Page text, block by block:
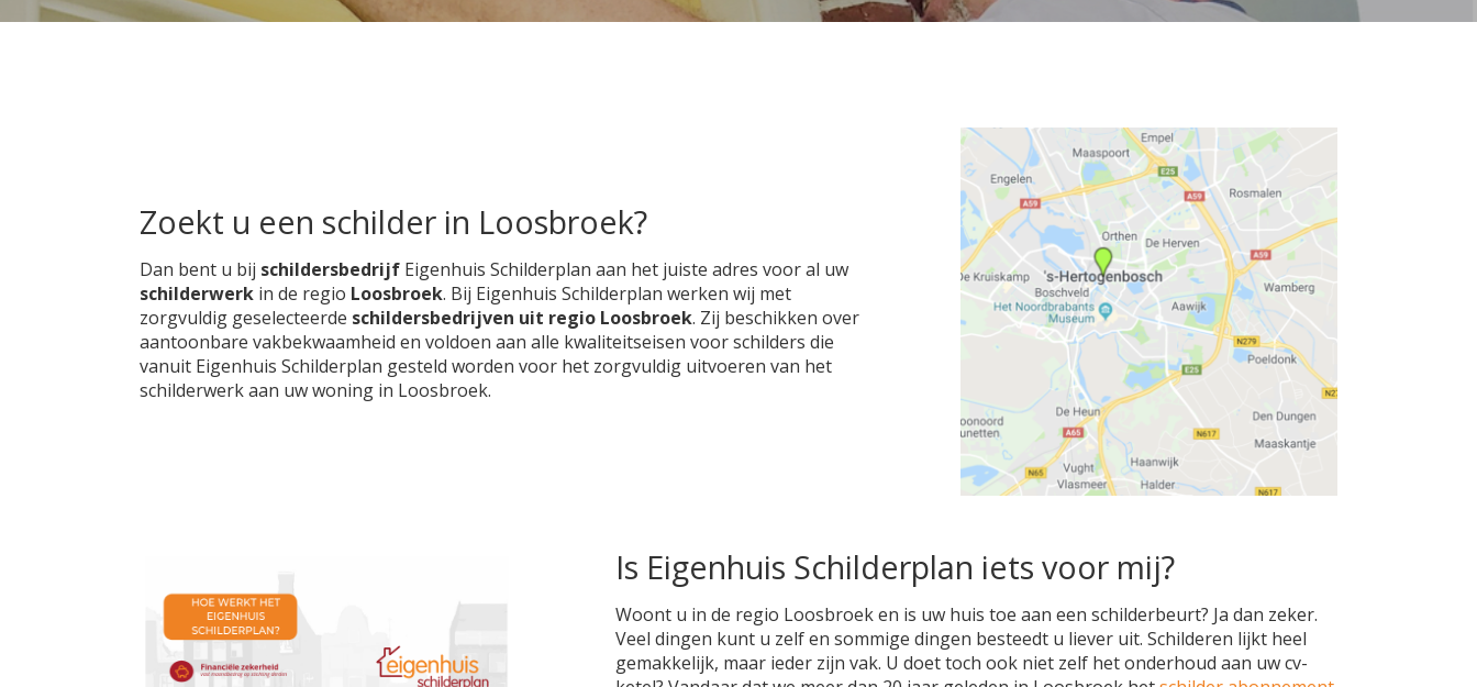
Zoekt u een schilder in Loosbroek?
Dan bent u bij schildersbedrijf Eigenhuis Schilderplan aan het juiste adres voor al uw
schilderwerk in de regio Loosbroek. Bij Eigenhuis Schilderplan werken wij met
zorgvuldig geselecteerde schildersbedrijven uit regio Loosbroek. Zij beschikken over
aantoonbare vakbekwaamheid en voldoen aan alle kwaliteitseisen voor schilders die
vanuit Eigenhuis Schilderplan gesteld worden voor het zorgvuldig uitvoeren van het
schilderwerk aan uw woning in Loosbroek.
Is Eigenhuis Schilderplan iets voor mij?
Woont u in de regio Loosbroek en is uw huis toe aan een schilderbeurt? Ja dan zeker.
Veel dingen kunt u zelf en sommige dingen besteedt u liever uit. Schilderen lijkt heel
gemakkelijk, maar ieder zijn vak. U doet toch ook niet zelf het onderhoud aan uw cv-